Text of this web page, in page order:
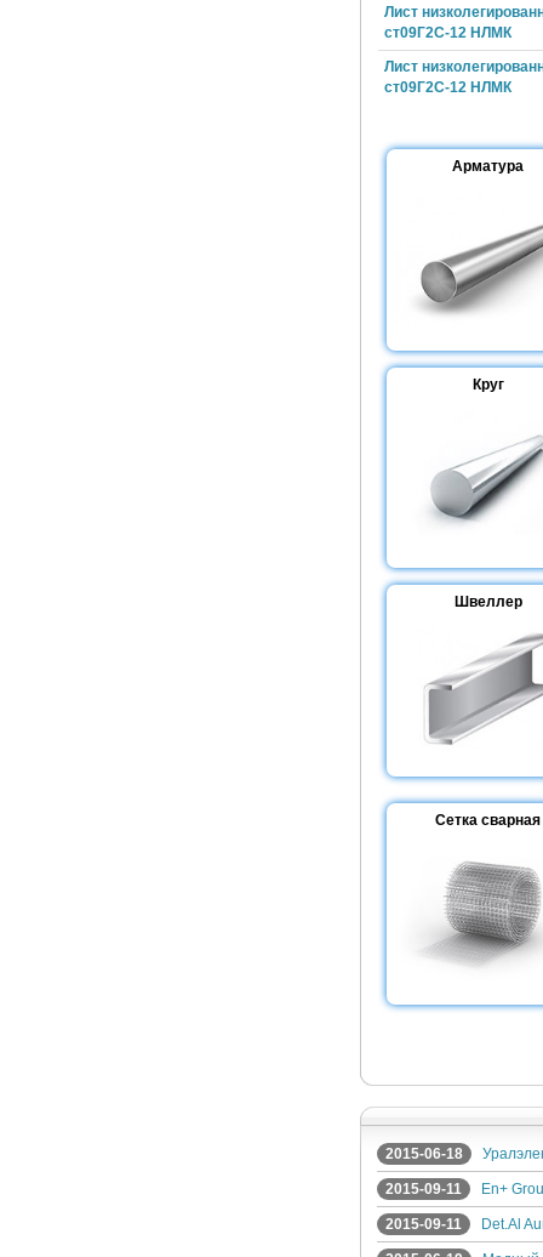
Лист
ст09Г2С-12 НЛМК
Лист
ст09Г2С-12 НЛМК
Арматура
Круг
Швеллер
Сетка сварная
2015-06-18
2015-09-11 En+
2015-09-11 Det.Al